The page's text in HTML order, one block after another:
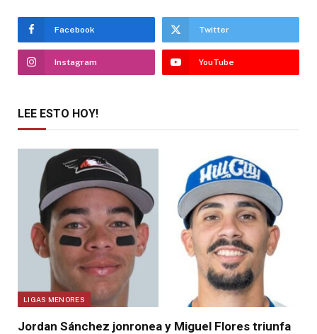
Facebook Twitter
Instagram YouTube
LEE ESTO HOY!
LIGAS MENORES
Jordan Sánchez jonronea y Miguel Flores triunfa